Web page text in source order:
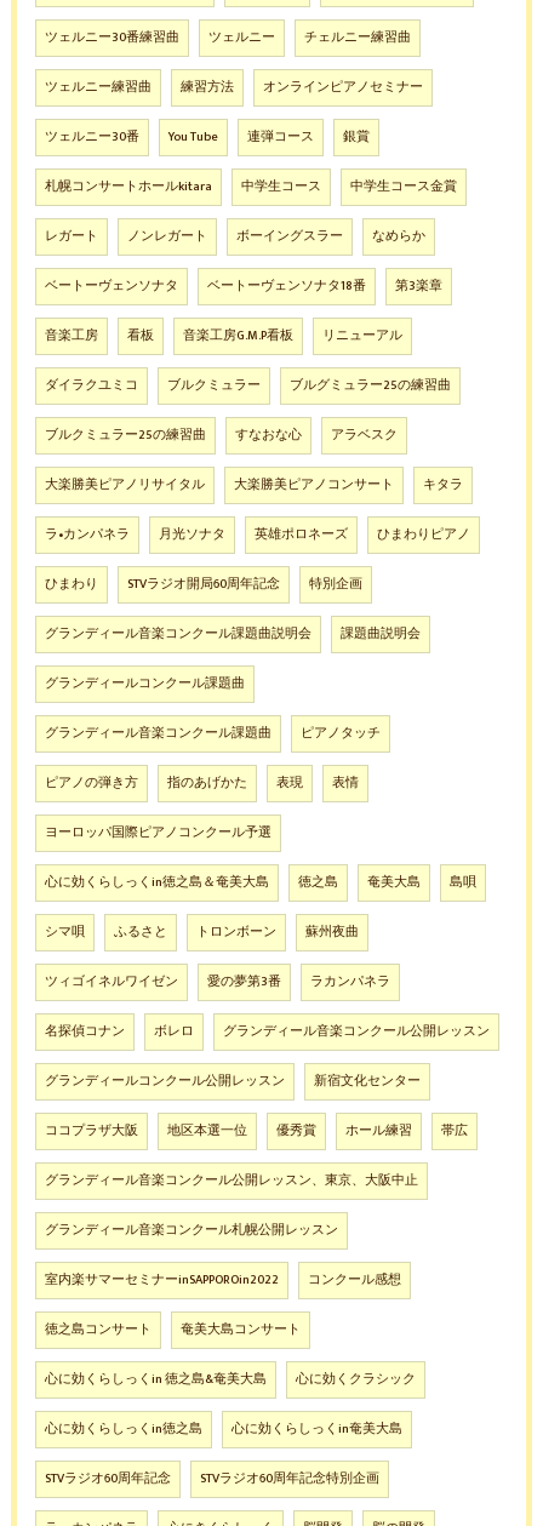
ツェルニー30番練習曲 ツェルニー チェルニー練習曲
ツェルニー練習曲 練習方法 オンラインピアノセミナー
ツェルニー30番 You Tube 連弾コース 銀賞
札幌コンサートホールkitara 中学生コース 中学生コース金賞
レガート ノンレガート ボーイングスラー なめらか
ベートーヴェンソナタ ベートーヴェンソナタ18番 第3楽章
音楽工房 看板 音楽工房G.M.P看板 リニューアル
ダイラクユミコ ブルクミュラー ブルグミュラー25の練習曲
ブルクミュラー25の練習曲 すなおな心 アラベスク
大楽勝美ピアノリサイタル 大楽勝美ピアノコンサート キタラ
ラ•カンパネラ 月光ソナタ 英雄ポロネーズ ひまわりピアノ
ひまわり STVラジオ開局60周年記念 特別企画
グランディール音楽コンクール課題曲説明会 課題曲説明会
グランディールコンクール課題曲
グランディール音楽コンクール課題曲 ピアノタッチ
ピアノの弾き方 指のあげかた 表現 表情
ヨーロッパ国際ピアノコンクール予選
心に効くらしっくin徳之島＆奄美大島 徳之島 奄美大島 島唄
シマ唄 ふるさと トロンボーン 蘇州夜曲
ツィゴイネルワイゼン 愛の夢第3番 ラカンパネラ
名探偵コナン ボレロ グランディール音楽コンクール公開レッスン
グランディールコンクール公開レッスン 新宿文化センター
ココプラザ大阪 地区本選一位 優秀賞 ホール練習 帯広
グランディール音楽コンクール公開レッスン、東京、大阪中止
グランディール音楽コンクール札幌公開レッスン
室内楽サマーセミナーinSAPPOROin2022 コンクール感想
徳之島コンサート 奄美大島コンサート
心に効くらしっくin 徳之島&奄美大島 心に効くクラシック
心に効くらしっくin徳之島 心に効くらしっくin奄美大島
STVラジオ60周年記念 STVラジオ60周年記念特別企画